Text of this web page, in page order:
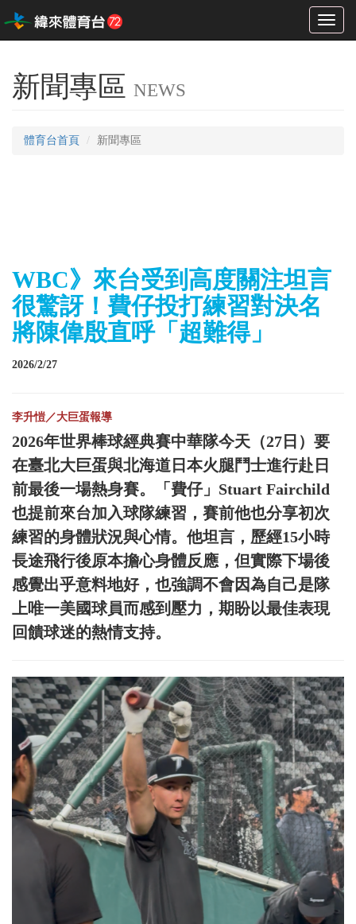
Toggle
新聞專區 NEWS
體育台首頁 新聞專區
WBC》來台受到高度關注坦言
很驚訝！費仔投打練習對決名
將陳偉殷直呼「超難得」
2026/2/27
李升愷／大巨蛋報導
2026年世界棒球經典賽中華隊今天（27日）要
在臺北大巨蛋與北海道日本火腿鬥士進行赴日
前最後一場熱身賽。「費仔」Stuart Fairchild
也提前來台加入球隊練習，賽前他也分享初次
練習的身體狀況與心情。他坦言，歷經15小時
長途飛行後原本擔心身體反應，但實際下場後
感覺出乎意料地好，也強調不會因為自己是隊
上唯一美國球員而感到壓力，期盼以最佳表現
回饋球迷的熱情支持。